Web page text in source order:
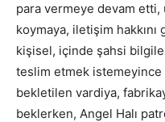
para vermeye devam
koymaya, iletişim hakkını
kişisel, içinde şahsi
teslim etmek istemeyince
bekletilen vardiya,
beklerken, Angel Halı